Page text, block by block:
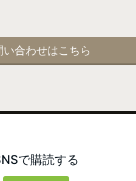
い合わせはこちら
で購読する